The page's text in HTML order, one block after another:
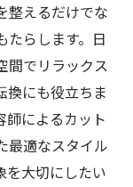
整えるだけでな
たらします。日
間でリラックス
換にも役立ちま
師によるカット
最適なスタイル
を大切にしたい